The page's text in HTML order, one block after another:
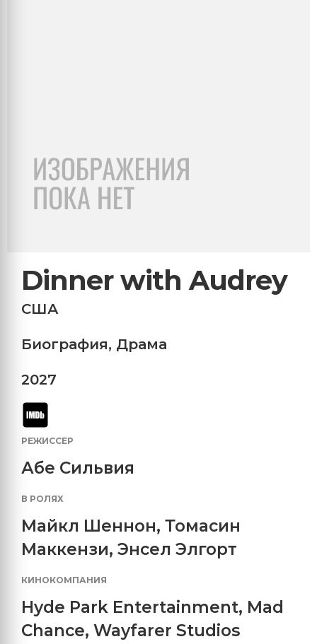
Dinner with Audrey
США
Биография, Драма
2027
РЕЖИССЕР
Абе Сильвия
В РОЛЯХ
Майкл Шеннон, Томасин
Маккензи, Энсел Элгорт
КИНОКОМПАНИЯ
Hyde Park Entertainment, Mad
Chance, Wayfarer Studios